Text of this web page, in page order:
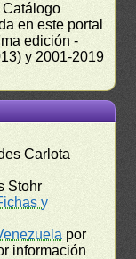
en este portal
edición -
y 2001-2019
Carlota
Stohr
y
por
información